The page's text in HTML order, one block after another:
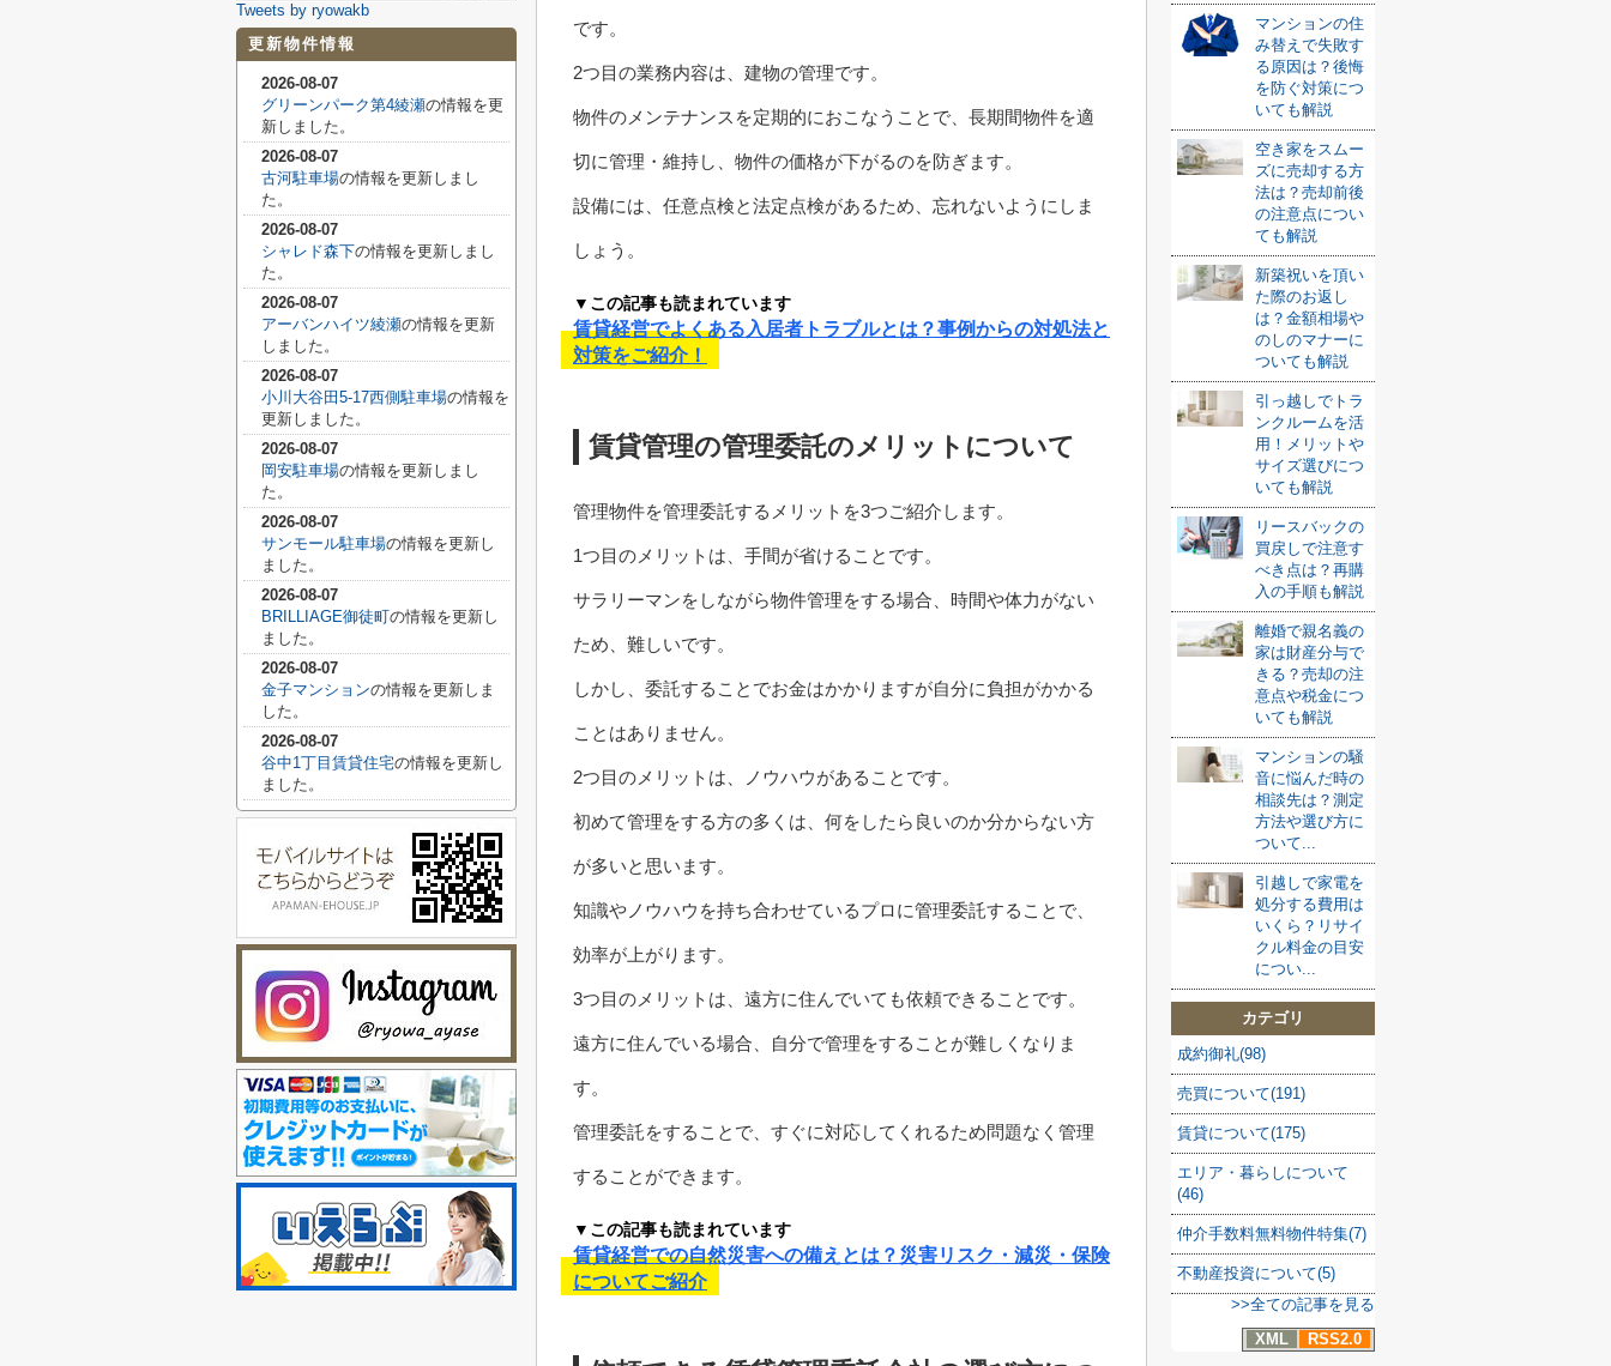
です。
2つ目の業務内容は、建物の管理です。
物件のメンテナンスを定期的におこなうことで、長期間物件を適
切に管理・維持し、物件の価格が下がるのを防ぎます。
設備には、任意点検と法定点検があるため、忘れないようにしま
しょう。
▼この記事も読まれています
賃貸経営でよくある入居者トラブルとは？事例からの対処法と
対策をご紹介！
賃貸管理の管理委託のメリットについて
管理物件を管理委託するメリットを3つご紹介します。
1つ目のメリットは、手間が省けることです。
サラリーマンをしながら物件管理をする場合、時間や体力がない
ため、難しいです。
しかし、委託することでお金はかかりますが自分に負担がかかる
ことはありません。
2つ目のメリットは、ノウハウがあることです。
初めて管理をする方の多くは、何をしたら良いのか分からない方
が多いと思います。
知識やノウハウを持ち合わせているプロに管理委託することで、
効率が上がります。
3つ目のメリットは、遠方に住んでいても依頼できることです。
遠方に住んでいる場合、自分で管理をすることが難しくなりま
す。
管理委託をすることで、すぐに対応してくれるため問題なく管理
することができます。
▼この記事も読まれています
賃貸経営での自然災害への備えとは？災害リスク・減災・保険
についてご紹介
マンションの住
み替えで失敗す
る原因は？後悔
を防ぐ対策につ
いても解説
空き家をスムー
ズに売却する方
法は？売却前後
の注意点につい
ても解説
新築祝いを頂い
た際のお返し
は？金額相場や
のしのマナーに
ついても解説
引っ越しでトラ
ンクルームを活
用！メリットや
サイズ選びにつ
いても解説
リースバックの
買戻しで注意す
べき点は？再購
入の手順も解説
離婚で親名義の
家は財産分与で
きる？売却の注
意点や税金につ
いても解説
マンションの騒
音に悩んだ時の
相談先は？測定
方法や選び方に
ついて...
引越しで家電を
処分する費用は
いくら？リサイ
クル料金の目安
につい...
カテゴリ
成約御礼(98)
売買について(191)
賃貸について(175)
エリア・暮らしについて
(46)
仲介手数料無料物件特集(7)
不動産投資について(5)
>>全ての記事を見る
XML
RSS2.0
Tweets by ryowakb
更新物件情報
2026-08-07
グリーンパーク第4綾瀬の情報を更
新しました。
2026-08-07
古河駐車場の情報を更新しまし
た。
2026-08-07
シャレド森下の情報を更新しまし
た。
2026-08-07
アーバンハイツ綾瀬の情報を更新
しました。
2026-08-07
小川大谷田5-17西側駐車場の情報を
更新しました。
2026-08-07
岡安駐車場の情報を更新しまし
た。
2026-08-07
サンモール駐車場の情報を更新し
ました。
2026-08-07
BRILLIAGE御徒町の情報を更新し
ました。
2026-08-07
金子マンションの情報を更新しま
した。
2026-08-07
谷中1丁目賃貸住宅の情報を更新し
ました。